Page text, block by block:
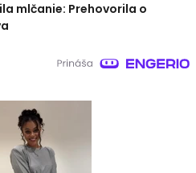
mlčanie: Prehovorila o